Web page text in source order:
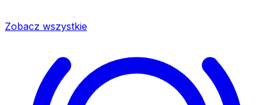
Zobacz wszystkie